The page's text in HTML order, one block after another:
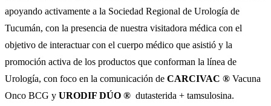
apoyando activamente a la Sociedad Regional de Urología de
Tucumán, con la presencia de nuestra visitadora médica con el
objetivo de interactuar con el cuerpo médico que asistió y la
promoción activa de los productos que conforman la línea de
Urología, con foco en la comunicación de CARCIVAC ® Vacuna
Onco BCG y URODIF DÚO ® dutasterida + tamsulosina.